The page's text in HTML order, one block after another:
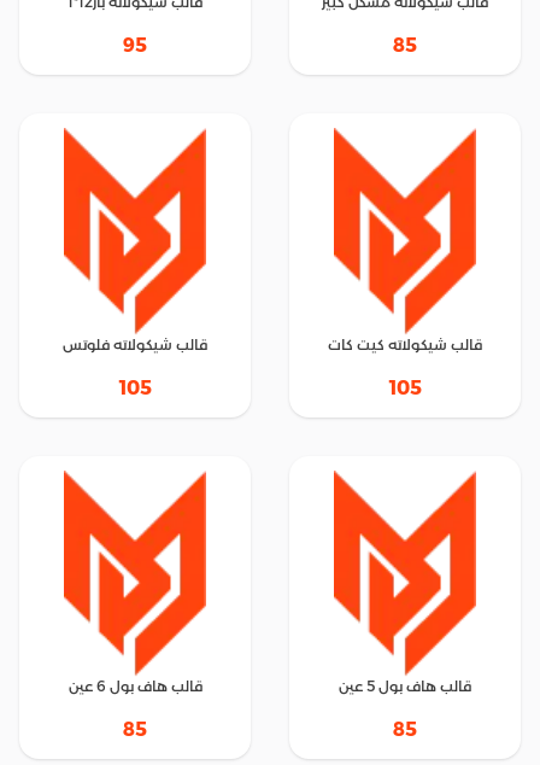
85
95
قالب شيكولاته كيت كات
105
قالب شيكولاته فلوتس
105
قالب هاف بول 5 عين
85
قالب هاف بول 6 عين
85